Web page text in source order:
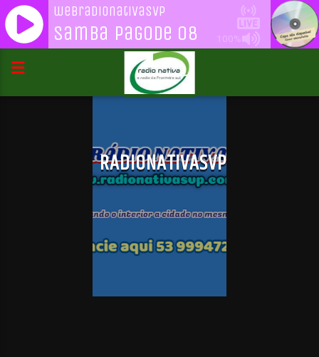
100%
webradionativasvp
Samba Pagode 08